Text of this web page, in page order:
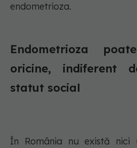
endometrioza.
Endometrioza
oricine, indiferent
statut social
În România nu există